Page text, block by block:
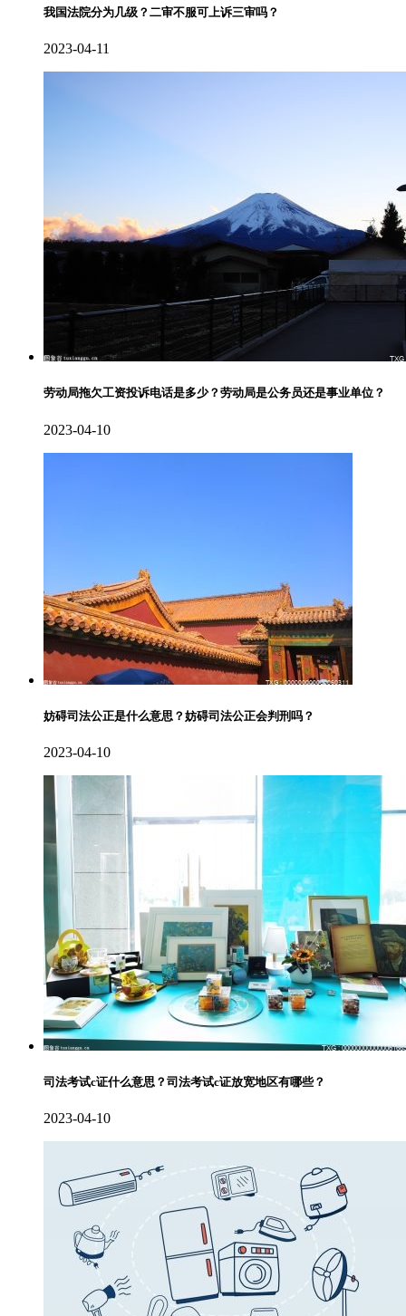
我国法院分为几级？二审不服可上诉三审吗？
2023-04-11
劳动局拖欠工资投诉电话是多少？劳动局是公务员还是事业单位？
2023-04-10
妨碍司法公正是什么意思？妨碍司法公正会判刑吗？
2023-04-10
司法考试c证什么意思？司法考试c证放宽地区有哪些？
2023-04-10